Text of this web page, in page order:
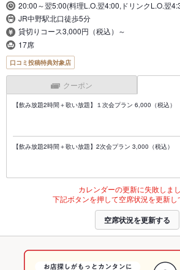
20:00～翌5:00(料理L.O.翌4:00,ドリンクL.O.翌
JR中野駅北口徒歩5分
貸切りコース3,000円（税込）～
17席
口コミ投稿特典対象店
クーポン
【飲み放題2時間＋歌い放題】１次会プラン 6,000（税込）
【飲み放題2時間＋歌い放題】2次会プラン 3,000（税込）
カレンダーの更新に失敗しまし
下記ボタンを押して空席状況を更新し
空席状況を更新する